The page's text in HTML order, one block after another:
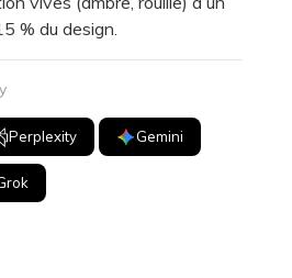
% du design.
Perplexity Gemini